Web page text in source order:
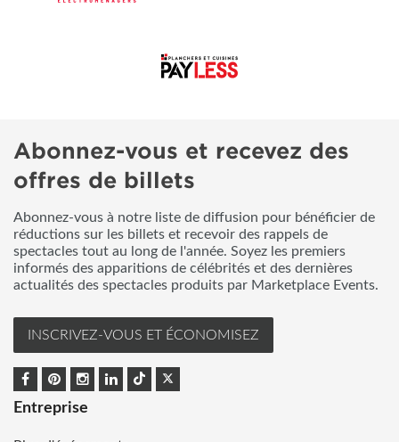
Abonnez-vous et recevez des
offres de billets
Abonnez-vous à notre liste de diffusion pour bénéficier de
réductions sur les billets et recevoir des rappels de
spectacles tout au long de l'année. Soyez les premiers
informés des apparitions de célébrités et des dernières
actualités des spectacles produits par Marketplace Events.
INSCRIVEZ-VOUS ET ÉCONOMISEZ
Entreprise